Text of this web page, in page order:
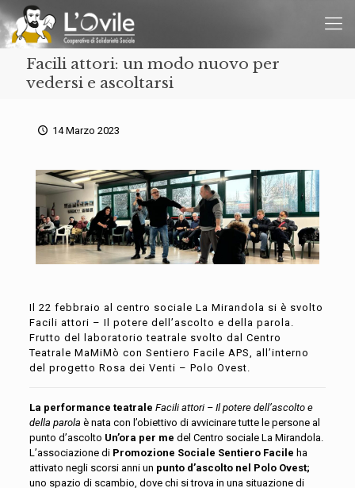
Facili attori: un modo nuovo per
vedersi e ascoltarsi
14 Marzo 2023
Il 22 febbraio al centro sociale La Mirandola si è svolto
Facili attori – Il potere dell’ascolto e della parola.
Frutto del
laboratorio teatrale svolto dal Centro
Teatrale MaMiMò con Sentiero Facile APS, all’interno
del progetto Rosa dei Venti – Polo Ovest.
La performance teatrale Facili attori – Il potere dell’ascolto e
della parola è nata con l’obiettivo di avvicinare tutte le persone al
punto d’ascolto Un’ora per me del Centro sociale La Mirandola.
L’associazione di Promozione Sociale Sentiero Facile ha
attivato negli scorsi anni un punto d’ascolto nel Polo Ovest;
uno spazio di scambio, dove chi si trova in una situazione di